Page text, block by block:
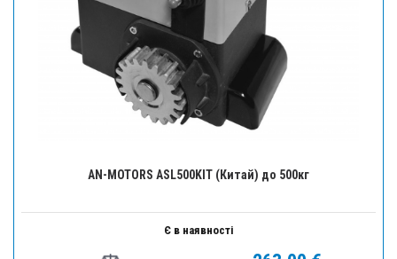
AN-MOTORS ASL500KIT (Китай) до 500кг
Є в наявності